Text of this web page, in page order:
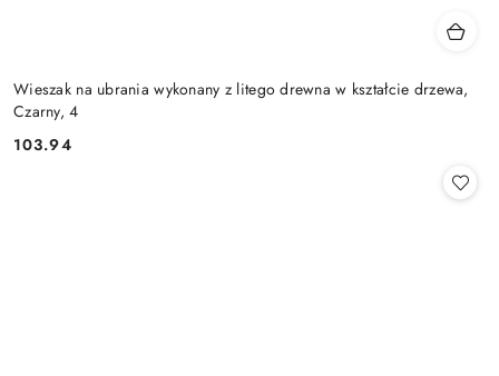
Wieszak na ubrania wykonany z litego drewna w kształcie drzewa,
Czarny, 4
Cena:
103.94